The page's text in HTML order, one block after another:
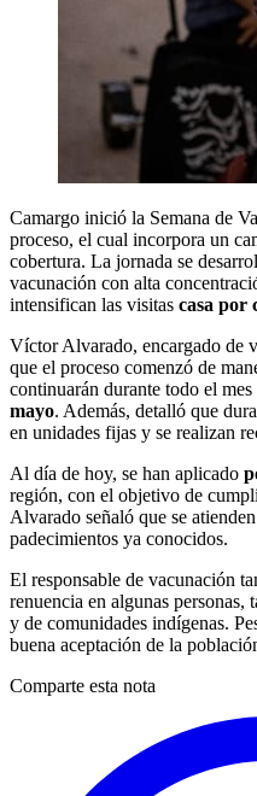
Camargo inició la Semana de
proceso, el cual incorpora un
cobertura. La jornada se
vacunación con alta
intensifican las visitas casa por
Víctor Alvarado, encargado de
que el proceso comenzó de
continuarán durante todo el
mayo. Además, detalló que
en unidades fijas y se realizan
Al día de hoy, se han aplicado
región, con el objetivo de
Alvarado señaló que se
padecimientos ya conocidos.
El responsable de vacunación
renuencia en algunas personas,
y de comunidades indígenas.
buena aceptación de la
Comparte esta nota